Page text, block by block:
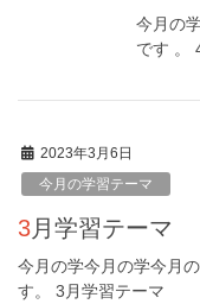
今月の
です 。
2023年3月6日
今月の学習テーマ
3月学習テーマ
今月の学今月の学今月
す。 3月学習テーマ